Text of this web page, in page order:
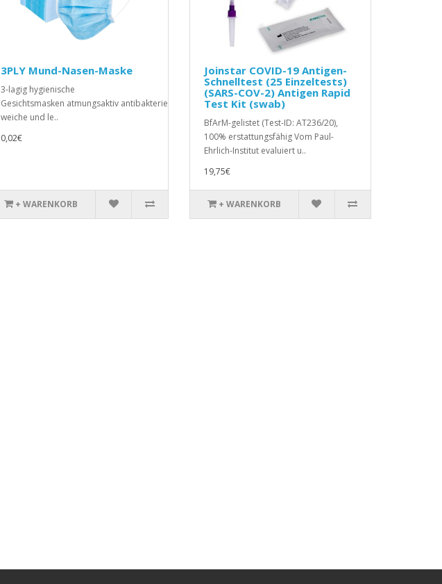
3PLY Mund-Nasen-Maske
3-lagig hygienische
Gesichtsmasken atmungsaktiv antibakteriell der
weiche und le..
0,02€
+ WARENKORB
Joinstar COVID-19 Antigen-
Schnelltest (25 Einzeltests)
(SARS-COV-2) Antigen Rapid
Test Kit (swab)
BfArM-gelistet (Test-ID: AT236/20),
100% erstattungsfähig Vom Paul-
Ehrlich-Institut evaluiert u..
19,75€
+ WARENKORB